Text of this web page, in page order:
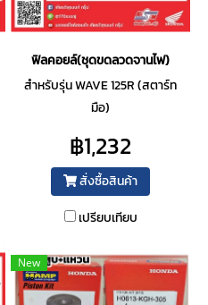
ฟิลคอยล์(ชุดขดลวดจานไฟ)
สำหรับรุ่น WAVE 125R (สตาร์ท
มือ)
฿1,232
สั่งซื้อสินค้า
เปรียบเทียบ
New